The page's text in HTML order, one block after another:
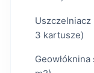
3 kartusze)